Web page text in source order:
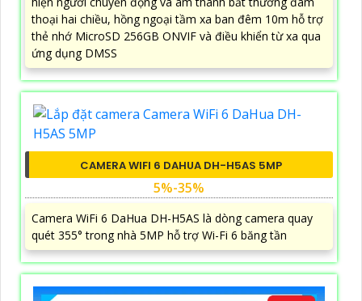
thoại hai chiều, hồng ngoại tầm xa ban đêm 10m hỗ trợ
thẻ nhớ MicroSD 256GB ONVIF và điều khiển từ xa qua
ứng dụng DMSS
CAMERA WIFI 6 DAHUA DH-H5AS 5MP
5%-35%
Camera WiFi 6 DaHua DH-H5AS là dòng camera quay
quét 355° trong nhà 5MP hỗ trợ Wi-Fi 6 băng tần